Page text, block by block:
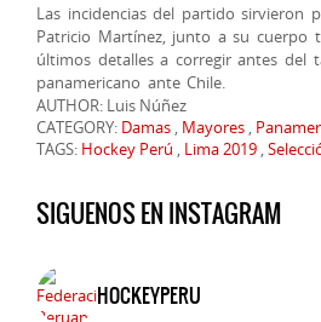
Las incidencias del partido sirvieron
Patricio Martínez, junto a su cuerpo
últimos detalles a corregir antes del
panamericano ante Chile.
AUTHOR: Luis Núñez
CATEGORY: Damas , Mayores ,
TAGS: Hockey Perú , Lima 2019 ,
SIGUENOS EN INSTAGRAM
HOCKEYPERU